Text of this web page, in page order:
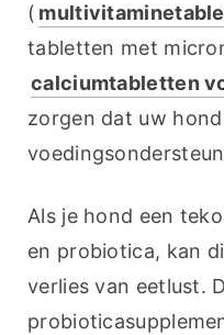
(
calciumtabletten
zorgen dat uw
Als je hond een
en probiotica, kan
verlies van eetlust.